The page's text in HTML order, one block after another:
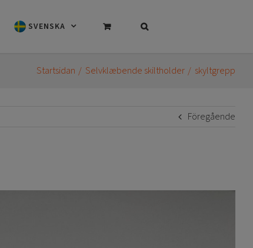
SVENSKA
Startsidan Selvklæbende skiltholder skyltgrepp
Föregående